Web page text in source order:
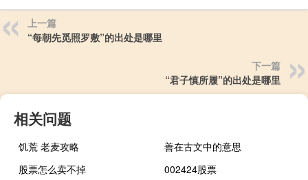
上一篇
“每朝先觅照罗敷”的出处是哪里
下一篇
“君子慎所履”的出处是哪里
相关问题
饥荒 老麦攻略
善在古文中的意思
股票怎么卖不掉
002424股票